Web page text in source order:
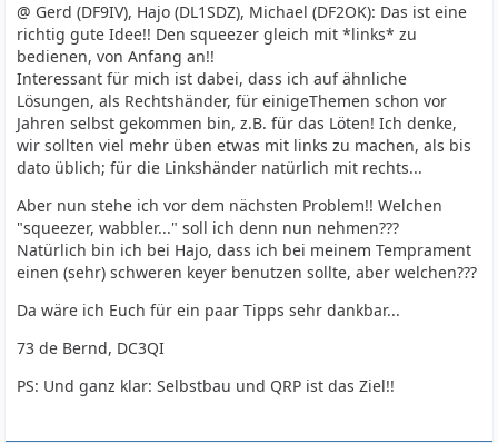
@ Gerd (DF9IV), Hajo (DL1SDZ), Michael (DF2OK): Das ist eine
richtig gute Idee!! Den squeezer gleich mit *links* zu
bedienen, von Anfang an!!
Interessant für mich ist dabei, dass ich auf ähnliche
Lösungen, als Rechtshänder, für einigeThemen schon vor
Jahren selbst gekommen bin, z.B. für das Löten! Ich denke,
wir sollten viel mehr üben etwas mit links zu machen, als bis
dato üblich; für die Linkshänder natürlich mit rechts...
Aber nun stehe ich vor dem nächsten Problem!! Welchen
"squeezer, wabbler..." soll ich denn nun nehmen???
Natürlich bin ich bei Hajo, dass ich bei meinem Temprament
einen (sehr) schweren keyer benutzen sollte, aber welchen???
Da wäre ich Euch für ein paar Tipps sehr dankbar...
73 de Bernd, DC3QI
PS: Und ganz klar: Selbstbau und QRP ist das Ziel!!